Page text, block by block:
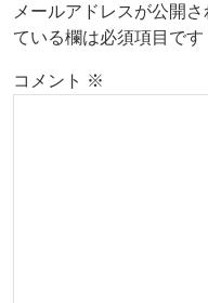
メールアドレスが公開
ている欄は必須項目です
コメント ※